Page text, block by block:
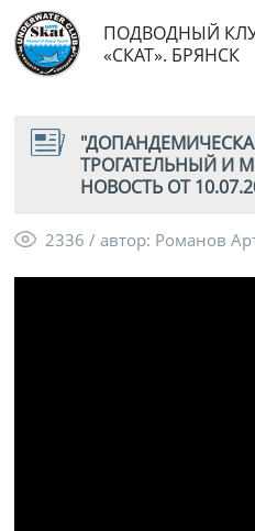
ПОДВОДНЫЙ
«СКАТ». БРЯНСК
ТРОГАТЕЛЬНЫЙ И
НОВОСТЬ ОТ
2336 / автор: Романов